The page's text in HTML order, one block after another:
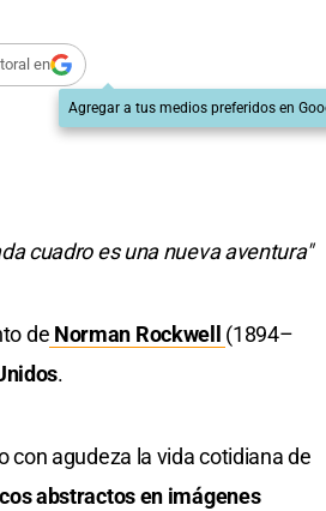
en
Agregar a tus medios preferidos en
cuadro es una nueva aventura"
de Norman Rockwell (1894–
.
con agudeza la vida cotidiana de
abstractos en imágenes